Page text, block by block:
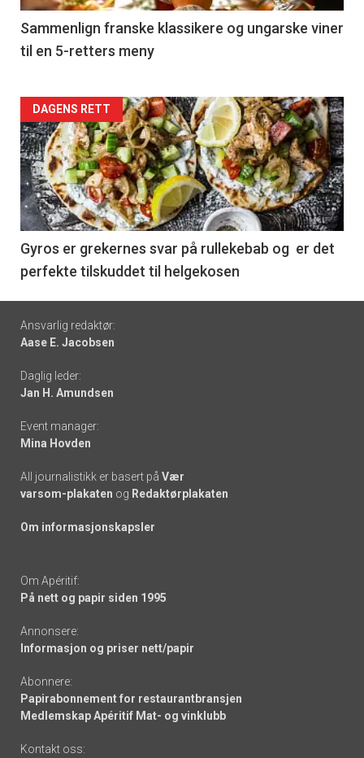
5
Sammenlign franske klassikere og ungarske viner
til en 5-retters meny
Forsiden
akkurat
nå
-
6
DAGENS RETT
Gyros er grekernes svar på rullekebab og er det
perfekte tilskuddet til helgekosen
Footer
-
links
Ansvarlig redaktør:
Aase E. Jacobsen
Daglig leder:
Jan H. Amundsen
Event manager:
Mina Hovden
All journalistikk er basert på Vær
varsom-plakaten og Redaktørplakaten
Om informasjonskapsler
Om Apéritif:
På nett og papir siden 1995
Annonsere:
Informasjon og priser nett/papir
Abonnere:
Papirabonnement for restaurantbransjen
Medlemskap Apéritif Mat- og vinklubb
Kontakt oss: